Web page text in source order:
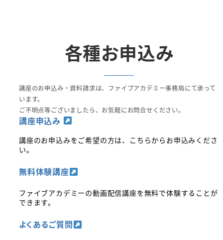
各種お申込み
講座のお申込み・資料請求は、ファイブアカデミー事務局にて承って
います。
ご不明点等ございましたら、お気軽にお問合せください。
講座申込み
講座のお申込みをご希望の方は、こちらからお申込みくださ
い。
無料体験講座
ファイブアカデミーの動画配信講座を無料で体験することが
できます。
よくあるご質問